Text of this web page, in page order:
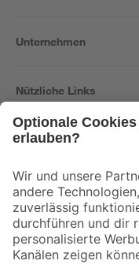
Unternehmen
Nützliche Links
Der toom Newsletter: Keine
Zur Newsletter
Folge uns